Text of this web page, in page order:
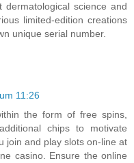
dermatological science and
limited-edition creations
unique serial number.
11:26
the form of free spins,
chips to motivate
join and play slots on-line at
casino. Ensure the online